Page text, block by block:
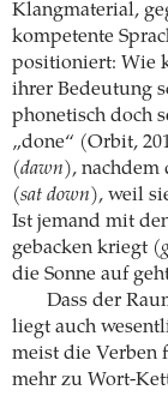
Klangmaterial,
kompetente
positioniert: Wie
ihrer Bedeutung
phonetisch doch
„done“ (Orbit,
(dawn), nachdem
(sat down), weil
Ist jemand mit
gebacken kriegt (
die Sonne auf
Dass der
liegt auch
meist die Verben
mehr zu Wort-